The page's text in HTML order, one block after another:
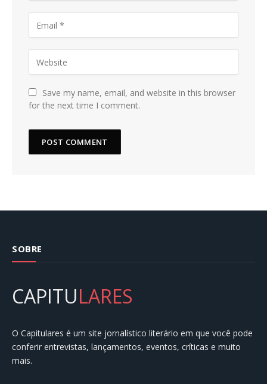
Save my name, email, and website in this browser
for the next time I comment.
SOBRE
CAPITULARES
O Capitulares é um site jornalístico literário em que você pode
conferir entrevistas, lançamentos, eventos, críticas e muito
mais.